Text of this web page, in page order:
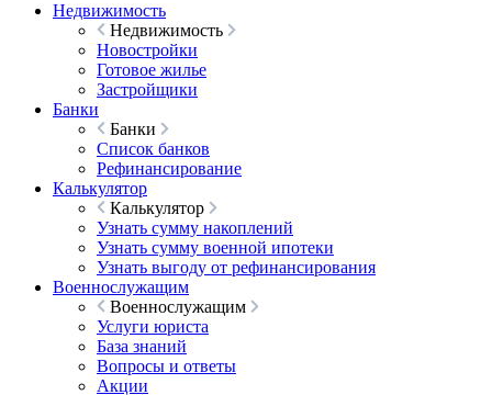
Недвижимость
Недвижимость
Новостройки
Готовое жилье
Застройщики
Банки
Банки
Список банков
Рефинансирование
Калькулятор
Калькулятор
Узнать сумму накоплений
Узнать сумму военной ипотеки
Узнать выгоду от рефинансирования
Военнослужащим
Военнослужащим
Услуги юриста
База знаний
Вопросы и ответы
Акции